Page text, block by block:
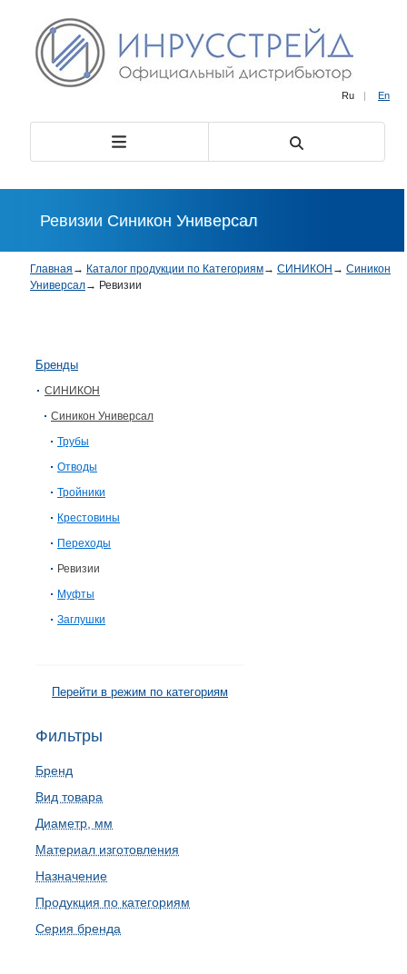
Ru | En
Ревизии Синикон Универсал
Главная → Каталог продукции по Категориям→ СИНИКОН → Синикон
Универсал→ Ревизии
Бренды
СИНИКОН
Синикон Универсал
Трубы
Отводы
Тройники
Крестовины
Переходы
Ревизии
Муфты
Заглушки
Перейти в режим по категориям
Фильтры
Бренд
Вид товара
Диаметр, мм
Материал изготовления
Назначение
Продукция по категориям
Серия бренда